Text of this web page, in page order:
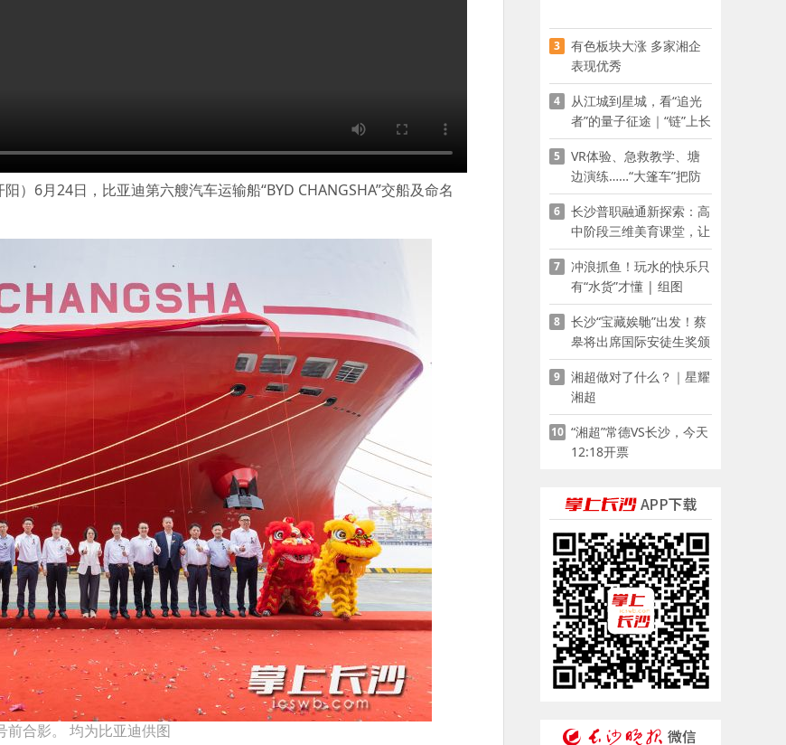
）6月24日，比亚迪第六艘汽车运输船“BYD CHANGSHA”交船及命名
前合影。 均为比亚迪供图
3
有色板块大涨 多家湘企
表现优秀
4
从江城到星城，看“追光
者”的量子征途｜“链”上长
沙 “才”够硬核
5
VR体验、急救教学、塘
边演练……“大篷车”把防
溺水课堂搬到乡村青少年
家门口
6
长沙普职融通新探索：高
中阶段三维美育课堂，让
少年向美而生
7
冲浪抓鱼！玩水的快乐只
有“水货”才懂 | 组图
8
长沙“宝藏娭毑”出发！蔡
皋将出席国际安徒生奖颁
奖典礼并领奖
9
湘超做对了什么？｜星耀
湘超
10 “湘超”常德VS长沙，今天
12:18开票